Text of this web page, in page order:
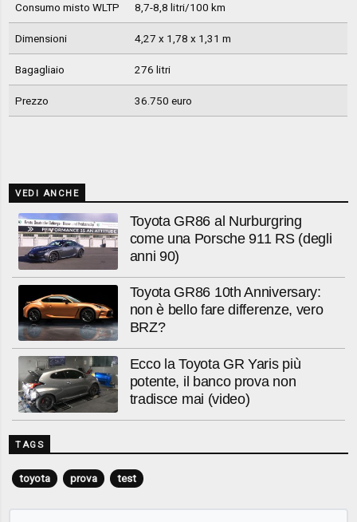
Consumo misto WLTP 8,7-8,8 litri/100 km
Dimensioni 4,27 x 1,78 x 1,31 m
Bagagliaio 276 litri
Prezzo 36.750 euro
VEDI ANCHE
Toyota GR86 al Nurburgring
come una Porsche 911 RS (degli
anni 90)
Toyota GR86 10th Anniversary:
non è bello fare differenze, vero
BRZ?
Ecco la Toyota GR Yaris più
potente, il banco prova non
tradisce mai (video)
TAGS
toyota prova test